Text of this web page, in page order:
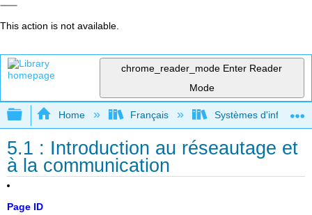
This action is not available.
chrome_reader_mode Enter Reader
Mode
Expand/collapse global hierarchy
Home Français Systèmes
5.1 : Introduction au réseautage et
à la communication
Page ID